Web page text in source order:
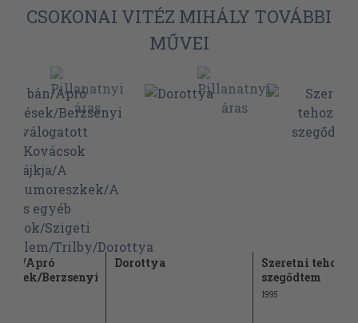
CSOKONAI VITÉZ MIHÁLY TOVÁBBI
MŰVEI
Apró
Berzsenyi
Dorottya
Szeretni
szegődtem
1995